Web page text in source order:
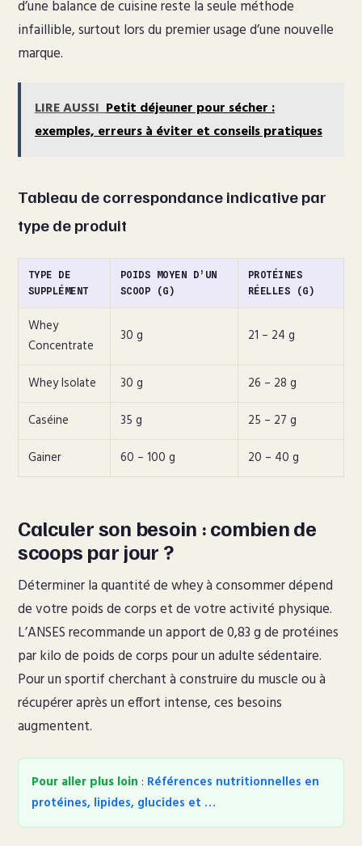
d’une balance de cuisine reste la seule méthode
infaillible, surtout lors du premier usage d’une nouvelle
marque.
LIRE AUSSI Petit déjeuner pour sécher :
exemples, erreurs à éviter et conseils pratiques
Tableau de correspondance indicative par
type de produit
TYPE DE
SUPPLÉMENT
POIDS MOYEN D’UN
SCOOP (G)
PROTÉINES
RÉELLES (G)
Whey
Concentrate
30 g 21 – 24 g
Whey Isolate 30 g
26 – 28 g
Caséine
35 g
25 – 27 g
Gainer
60 – 100 g 20 – 40 g
Calculer son besoin : combien de
scoops par jour ?
Déterminer la quantité de whey à consommer dépend
de votre poids de corps et de votre activité physique.
L’ANSES recommande un apport de 0,83 g de protéines
par kilo de poids de corps pour un adulte sédentaire.
Pour un sportif cherchant à construire du muscle ou à
récupérer après un effort intense, ces besoins
augmentent.
Pour aller plus loin : Références nutritionnelles en
protéines, lipides, glucides et …